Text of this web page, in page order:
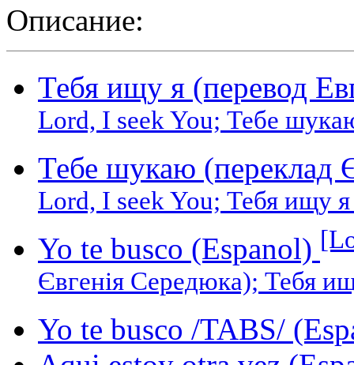
Описание:
Тебя ищу я (перевод
Lord, I seek You; Тебе
Тебе шукаю (переклад
Lord, I seek You; Тебя ищу
Yo te busco (Espanol)
Євгенія Середюка); Тебя
Yo te busco /TABS/